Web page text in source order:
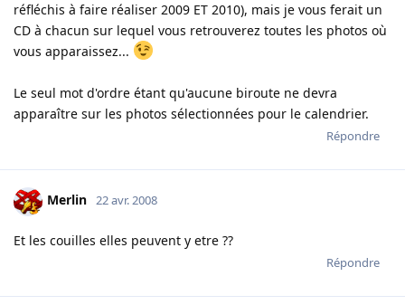
réfléchis à faire réaliser 2009 ET 2010), mais je vous ferait un
CD à chacun sur lequel vous retrouverez toutes les photos où
vous apparaissez...
Le seul mot d'ordre étant qu'aucune biroute ne devra
apparaître sur les photos sélectionnées pour le calendrier.
Répondre
Merlin 22 avr. 2008
Et les couilles elles peuvent y etre ??
Répondre